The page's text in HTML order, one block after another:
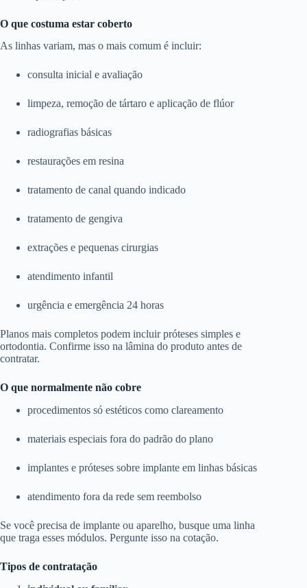
O que costuma estar coberto
As linhas variam, mas o mais comum é incluir:
consulta inicial e avaliação
limpeza, remoção de tártaro e aplicação de flúor
radiografias básicas
restaurações em resina
tratamento de canal quando indicado
tratamento de gengiva
extrações e pequenas cirurgias
atendimento infantil
urgência e emergência 24 horas
Planos mais completos podem incluir próteses simples e
ortodontia. Confirme isso na lâmina do produto antes de
contratar.
O que normalmente não cobre
procedimentos só estéticos como clareamento
materiais especiais fora do padrão do plano
implantes e próteses sobre implante em linhas básicas
atendimento fora da rede sem reembolso
Se você precisa de implante ou aparelho, busque uma linha
que traga esses módulos. Pergunte isso na cotação.
Tipos de contratação